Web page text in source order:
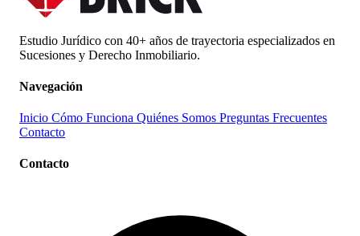
Estudio Jurídico con 40+ años de trayectoria especializados en
Sucesiones y Derecho Inmobiliario.
Navegación
Inicio Cómo Funciona Quiénes Somos Preguntas Frecuentes
Contacto
Contacto